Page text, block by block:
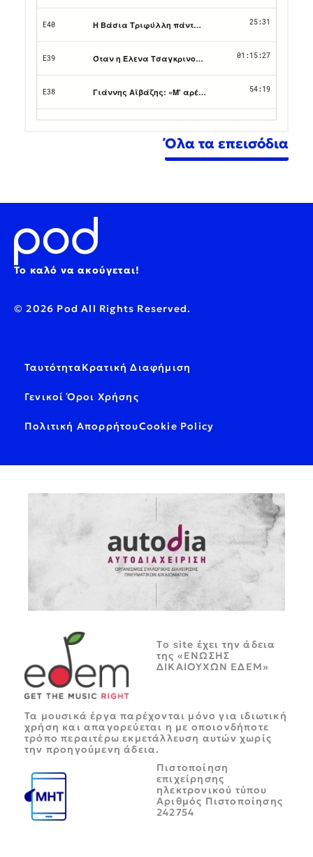
Όλα τα επεισόδια
Το καλό να ακούγεται!
© 2026 Pod All Rights Reserved.
ΤαυτότηταΚρατική Διαφήμιση
Γενικοί Όροι Χρήσης
Πολιτική ΑπορρήτουCookie Policy
Tο site έχει την άδεια
της «ΕΝΩΣΗΣ
ΔΙΚΑΙΟΥΧΩΝ ΕΔΕΜ»
Τα μουσικά έργα παρέχονται μόνο για ιδιωτική
χρήση και απαγορεύεται η με οποιονδήποτε
τρόπο περαιτέρω εκμετάλλευση αυτών χωρίς
την προηγούμενη άδεια.
Πιστοποίηση
επιχείρησης
ηλεκτρονικού τύπου
Αριθμός Πιστοποίησης
242754